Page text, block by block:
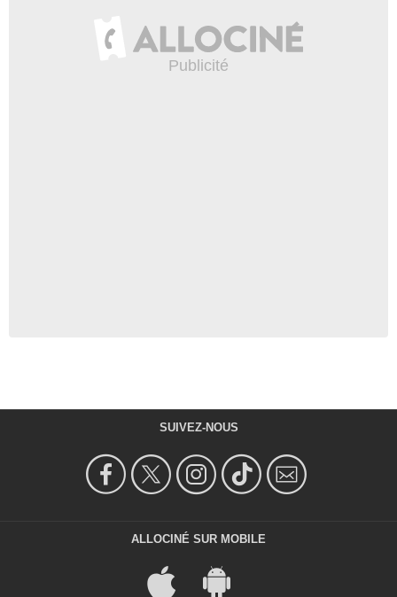
SUIVEZ-NOUS
ALLOCINÉ SUR MOBILE